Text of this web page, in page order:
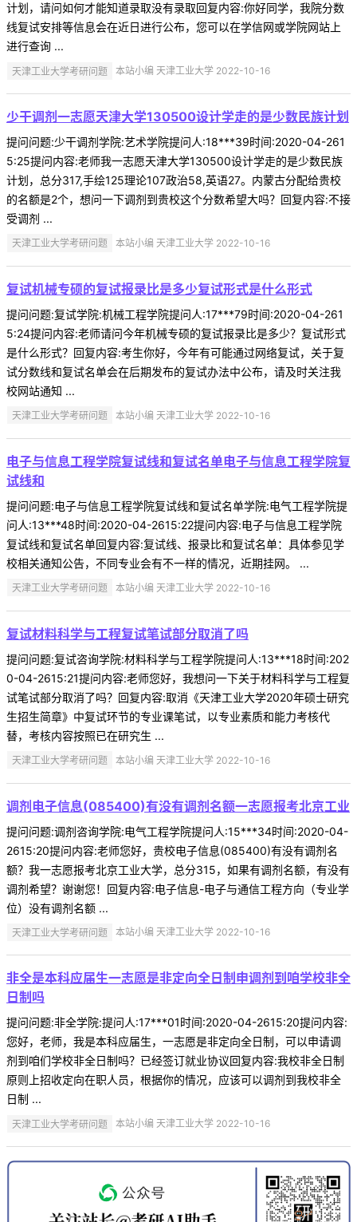
计划，请问如何才能知道录取没有录取回复内容:你好同学，我院分数
线复试安排等信息会在近日进行公布，您可以在学信网或学院网站上
进行查询 ...
天津工业大学考研问题 本站小编 天津工业大学 2022-10-16
少干调剂一志愿天津大学130500设计学走的是少数民族计划
提问问题:少干调剂学院:艺术学院提问人:18***39时间:2020-04-261
5:25提问内容:老师我一志愿天津大学130500设计学走的是少数民族
计划，总分317,手绘125理论107政治58,英语27。内蒙古分配给贵校
的名额是2个，想问一下调剂到贵校这个分数希望大吗？回复内容:不接
受调剂 ...
天津工业大学考研问题 本站小编 天津工业大学 2022-10-16
复试机械专硕的复试报录比是多少复试形式是什么形式
提问问题:复试学院:机械工程学院提问人:17***79时间:2020-04-261
5:24提问内容:老师请问今年机械专硕的复试报录比是多少？复试形式
是什么形式？回复内容:考生你好，今年有可能通过网络复试，关于复
试分数线和复试名单会在后期发布的复试办法中公布，请及时关注我
校网站通知 ...
天津工业大学考研问题 本站小编 天津工业大学 2022-10-16
电子与信息工程学院复试线和复试名单电子与信息工程学院复
试线和
提问问题:电子与信息工程学院复试线和复试名单学院:电气工程学院提
问人:13***48时间:2020-04-2615:22提问内容:电子与信息工程学院
复试线和复试名单回复内容:复试线、报录比和复试名单：具体参见学
校相关通知公告，不同专业会有不一样的情况，近期挂网。 ...
天津工业大学考研问题 本站小编 天津工业大学 2022-10-16
复试材料科学与工程复试笔试部分取消了吗
提问问题:复试咨询学院:材料科学与工程学院提问人:13***18时间:202
0-04-2615:21提问内容:老师您好，我想问一下关于材料科学与工程复
试笔试部分取消了吗？回复内容:取消《天津工业大学2020年硕士研究
生招生简章》中复试环节的专业课笔试，以专业素质和能力考核代
替，考核内容按照已在研究生 ...
天津工业大学考研问题 本站小编 天津工业大学 2022-10-16
调剂电子信息(085400)有没有调剂名额一志愿报考北京工业
提问问题:调剂咨询学院:电气工程学院提问人:15***34时间:2020-04-
2615:20提问内容:老师您好，贵校电子信息(085400)有没有调剂名
额？我一志愿报考北京工业大学，总分315，如果有调剂名额，有没有
调剂希望？谢谢您！回复内容:电子信息-电子与通信工程方向（专业学
位）没有调剂名额 ...
天津工业大学考研问题 本站小编 天津工业大学 2022-10-16
非全是本科应届生一志愿是非定向全日制申调剂到咱学校非全
日制吗
提问问题:非全学院:提问人:17***01时间:2020-04-2615:20提问内容:
您好，老师，我是本科应届生，一志愿是非定向全日制，可以申请调
剂到咱们学校非全日制吗？已经签订就业协议回复内容:我校非全日制
原则上招收定向在职人员，根据你的情况，应该可以调剂到我校非全
日制 ...
天津工业大学考研问题 本站小编 天津工业大学 2022-10-16